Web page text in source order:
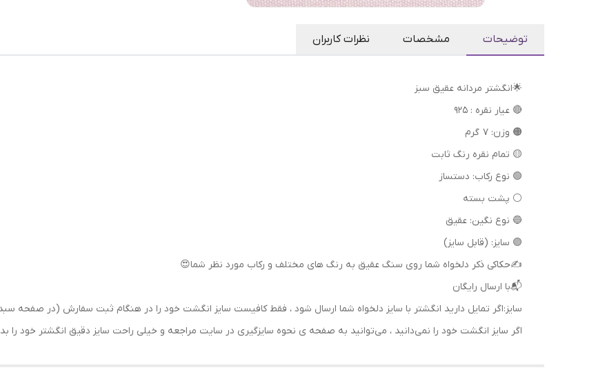
توضیحات مشخصات نظرات کاربران
🌟انگشتر مردانه عقیق سبز
🔴 عیار نقره : 925
🟠 وزن: 7 گرم
🟡 تمام نقره رنگ ثابت
🟢 نوع رکاب: دستساز
⚪ پشت بسته
🔵 نوع نگین: عقیق
🟣 سایز: (قابل سایز)
✍حکاکی ذکر دلخواه شما روی سنگ عقیق به رنگ های مختلف و رکاب مورد نظر شما😍
📬با ارسال رایگان
سایز:اگر تمایل دارید انگشتر با سایز دلخواه شما ارسال شود ، فقط کافیست سایز انگشت خود را در هنگام ثبت سفارش (در
اگر سایز انگشت خود را نمی‌دانید ، می‌توانید به صفحه ی نحوه سایزگیری در سایت مراجعه و خیلی راحت سایز دقیق انگشتر خود را